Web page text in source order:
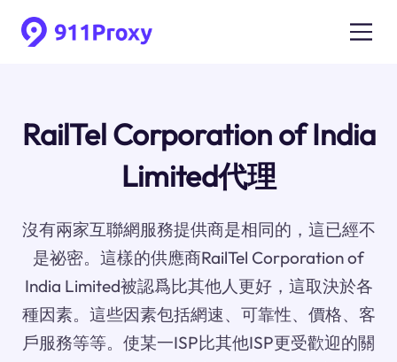
RailTel Corporation of India
Limited代理
沒有兩家互聯網服務提供商是相同的，這已經不
是祕密。這樣的供應商RailTel Corporation of
India Limited被認爲比其他人更好，這取決於各
種因素。這些因素包括網速、可靠性、價格、客
戶服務等等。使某一ISP比其他ISP更受歡迎的關